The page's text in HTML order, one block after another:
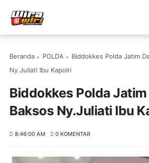
Beranda POLDA
Biddokkes Polda Jatim
Ny.Juliati Ibu Kapolri
Biddokkes Polda
Baksos Ny.Juliati Ibu
8:46:00 AM 0 KOMENTAR